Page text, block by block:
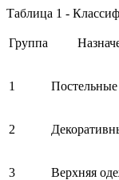
Таблица 1 -
Группа
1
2
3 Верхняя